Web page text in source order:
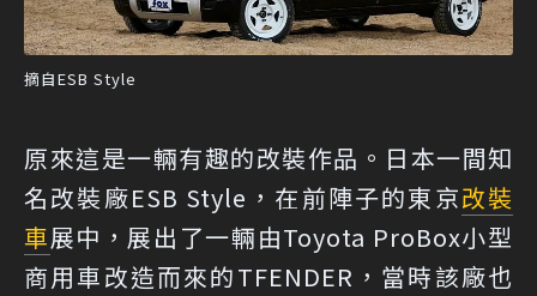
摘自ESB Style
原來這是一輛有趣的改裝作品。日本一間知
名改裝廠ESB Style，在前陣子的東京改裝
車展中，展出了一輛由Toyota ProBox小型
商用車改造而來的TFENDER，當時該廠也